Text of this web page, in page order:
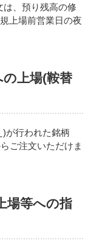
は、預り残高の修
上場前営業日の夜
上場(鞍替
が行われた銘柄
ご注文いただけま
場等への指